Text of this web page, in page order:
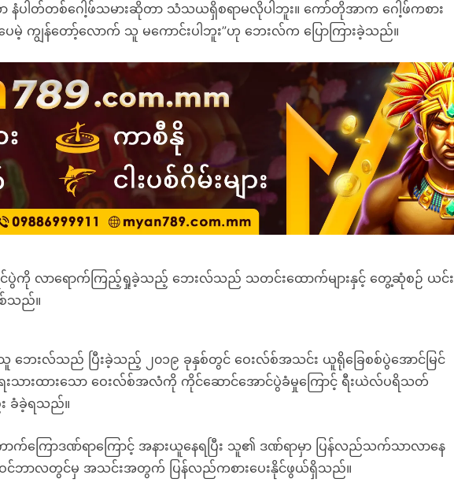
နံပါတ်တစ်ဂေါ့ဖ်သမားဆိုတာ သံသယရှိစရာမလိုပါဘူး။ ကော်တိုအာက ဂေါ့ဖ်ကစား
ေမဲ့ ကျွန်တော့်လောက် သူ မကောင်းပါဘူး”ဟု ဘေးလ်က ပြောကြားခဲ့သည်။
ပြိုင်ပွဲကို လာရောက်ကြည့်ရှုခဲ့သည့် ဘေးလ်သည် သတင်းထောက်များနှင့် တွေ့ဆုံစဉ် ယင်း
စ်သည်။
ဘေးလ်သည် ပြီးခဲ့သည့် ၂၀၁၉ ခုနှစ်တွင် ဝေးလ်စ်အသင်း ယူရိုခြေစစ်ပွဲအောင်မြင်
ရေးသားထားသော ဝေးလ်စ်အလံကို ကိုင်ဆောင်အောင်ပွဲခံမှုကြောင့် ရီးယဲလ်ပရိသတ်
ခံခဲ့ရသည်။
ြောဒဏ်ရာကြောင့် အနားယူနေရပြီး သူ၏ ဒဏ်ရာမှာ ပြန်လည်သက်သာလာနေ
နိုဝင်ဘာလတွင်မှ အသင်းအတွက် ပြန်လည်ကစားပေးနိုင်ဖွယ်ရှိသည်။